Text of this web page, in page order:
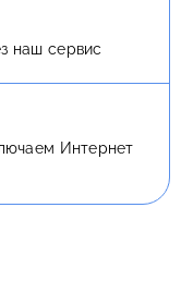
наш сервис
Интернет